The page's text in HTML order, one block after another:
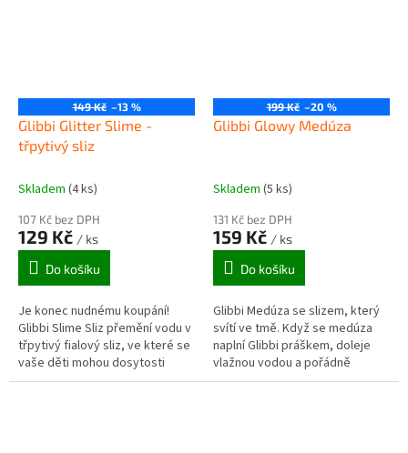
149 Kč –13 %
Glibbi Glitter Slime -
třpytivý sliz
Skladem (4 ks)
107 Kč bez DPH
129 Kč / ks
Do košíku
Je konec nudnému koupání!
Glibbi Slime Sliz přemění vodu v
třpytivý fialový sliz, ve které se
vaše děti mohou dosytosti
vyřádit. Děti budou z takového
199 Kč –20 %
Glibbi Glowy Medúza
Skladem (5 ks)
131 Kč bez DPH
159 Kč / ks
Do košíku
Glibbi Medúza se slizem, který
svítí ve tmě. Když se medúza
naplní Glibbi práškem, doleje
vlažnou vodou a pořádně
protřepe, vytvoří se tyrkysově